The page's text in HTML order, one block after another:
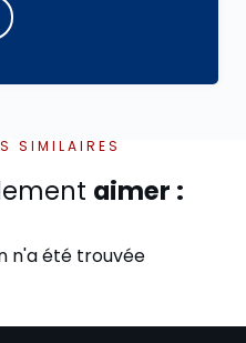
SIMILAIRES
aimer :
n'a été trouvée